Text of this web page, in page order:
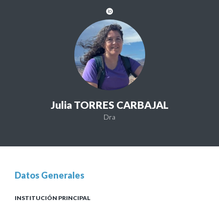
Julia TORRES CARBAJAL
Dra
Datos Generales
INSTITUCIÓN PRINCIPAL